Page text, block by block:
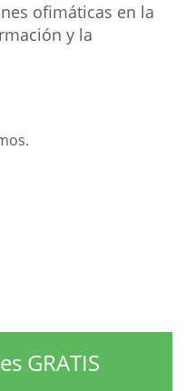
ofimáticas en la
y la
GRATIS